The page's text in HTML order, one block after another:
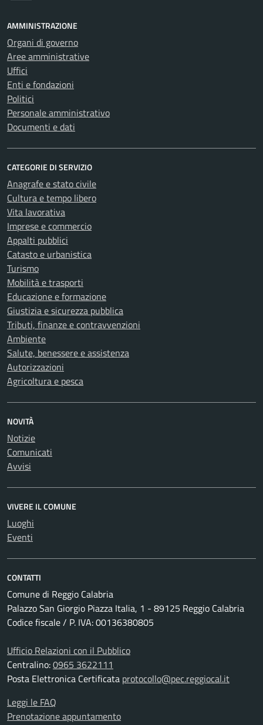
AMMINISTRAZIONE
Organi di governo
Aree amministrative
Uffici
Enti e fondazioni
Politici
Personale amministrativo
Documenti e dati
CATEGORIE DI SERVIZIO
Anagrafe e stato civile
Cultura e tempo libero
Vita lavorativa
Imprese e commercio
Appalti pubblici
Catasto e urbanistica
Turismo
Mobilità e trasporti
Educazione e formazione
Giustizia e sicurezza pubblica
Tributi, finanze e contravvenzioni
Ambiente
Salute, benessere e assistenza
Autorizzazioni
Agricoltura e pesca
NOVITÀ
Notizie
Comunicati
Avvisi
VIVERE IL COMUNE
Luoghi
Eventi
CONTATTI
Comune di Reggio Calabria
Palazzo San Giorgio Piazza Italia, 1 - 89125 Reggio Calabria
Codice fiscale / P. IVA: 00136380805
Ufficio Relazioni con il Pubblico
Centralino:0965 3622111
Posta Elettronica Certificata protocollo@pec.reggiocal.it
Leggi le FAQ
Prenotazione appuntamento